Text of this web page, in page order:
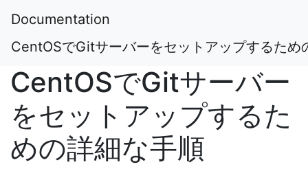
Documentation
CentOSでGitサーバーをセットアップするため
CentOSでGitサーバー
をセットアップするた
めの詳細な手順